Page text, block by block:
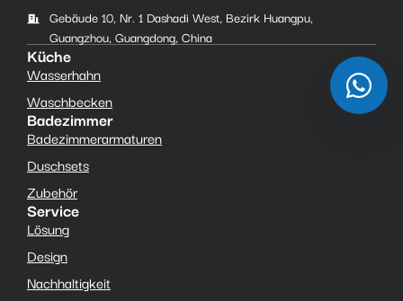
Gebäude 10, Nr. 1 Dashadi West, Bezirk Huangpu,
Guangzhou, Guangdong, China
Küche
Wasserhahn
Waschbecken
Badezimmer
Badezimmerarmaturen
Duschsets
Zubehör
Service
Lösung
Design
Nachhaltigkeit